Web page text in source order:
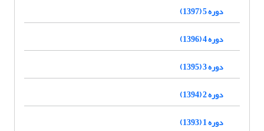
دوره 5 (1397)
دوره 4 (1396)
دوره 3 (1395)
دوره 2 (1394)
دوره 1 (1393)